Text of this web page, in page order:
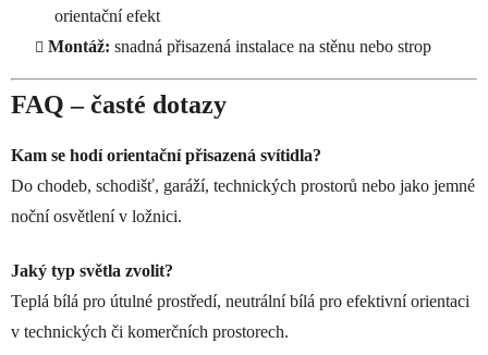
orientační efekt
Montáž: snadná přisazená instalace na stěnu nebo strop
FAQ – časté dotazy
Kam se hodí orientační přisazená svítidla?
Do chodeb, schodišť, garáží, technických prostorů nebo jako jemné
noční osvětlení v ložnici.
Jaký typ světla zvolit?
Teplá bílá pro útulné prostředí, neutrální bílá pro efektivní orientaci
v technických či komerčních prostorech.